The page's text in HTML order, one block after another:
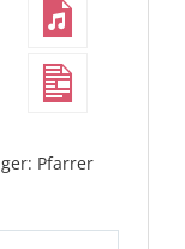
Pfarrer